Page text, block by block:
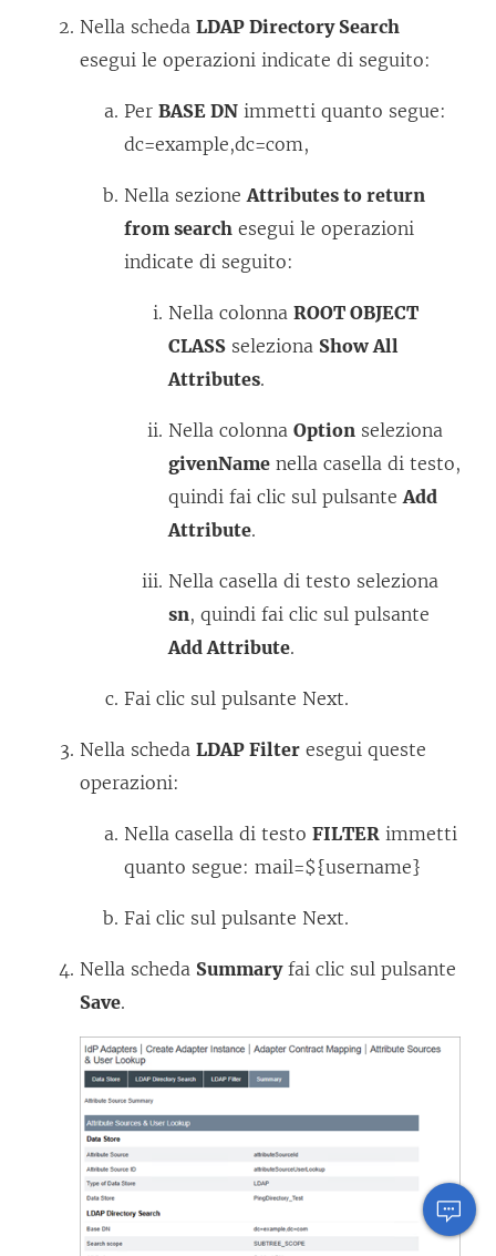
Nella scheda LDAP Directory Search
esegui le operazioni indicate di seguito:
Per BASE DN immetti quanto segue:
dc=example,dc=com,
Nella sezioneAttributes to return
from search esegui le operazioni
indicate di seguito:
Nella colonna ROOT OBJECT
CLASS seleziona Show All
Attributes.
Nella colonna Option seleziona
givenName nella casella di testo,
quindi fai clic sul pulsanteAdd
Attribute.
Nella casella di testo seleziona
sn, quindi fai clic sul pulsante
Add Attribute.
Fai clic sul pulsante Next.
Nella scheda LDAP Filter esegui queste
operazioni:
Nella casella di testo FILTER immetti
quanto segue: mail=${username}
Fai clic sul pulsante Next.
Nella scheda Summaryfai clic sul pulsante
Save.